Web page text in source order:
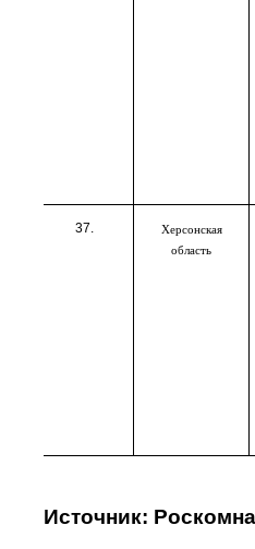
Херсонская
область
Источник: